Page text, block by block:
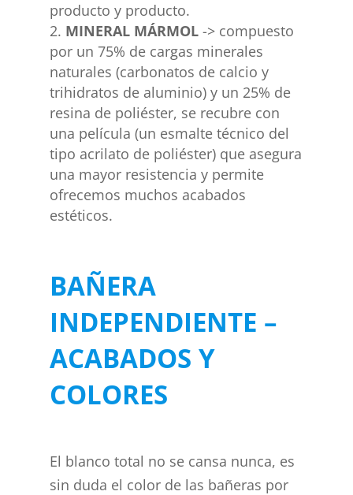
producto y producto.
MINERAL MÁRMOL-> compuesto
por un 75% de cargas minerales
naturales (carbonatos de calcio y
trihidratos de aluminio) y un 25% de
resina de poliéster, se recubre con
una película (un esmalte técnico del
tipo acrilato de poliéster) que asegura
una mayor resistencia y permite
ofrecemos muchos acabados
estéticos.
BAÑERA
INDEPENDIENTE –
ACABADOS Y
COLORES
El blanco total no se cansa nunca, es
sin duda el color de las bañeras por